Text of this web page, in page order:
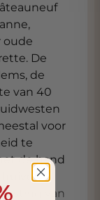
oude
De
de
van 40
voor
te
de hand
van